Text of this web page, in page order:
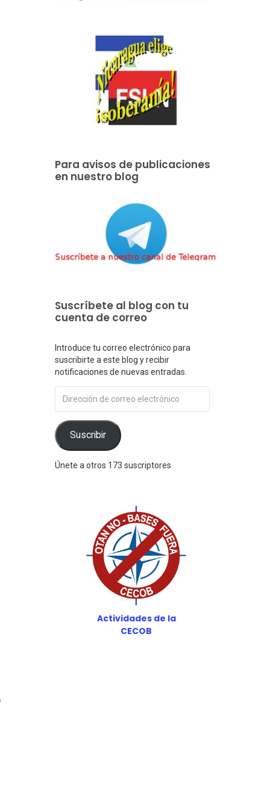
Para avisos de publicaciones
en nuestro blog
Suscríbete al blog con tu
cuenta de correo
Introduce tu correo electrónico para
suscribirte a este blog y recibir
notificaciones de nuevas entradas.
de
correo
electrónico
Suscribir
Únete a otros 173 suscriptores
Actividades de la
CECOB